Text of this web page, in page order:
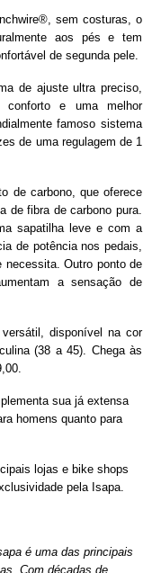
sem costuras, o
aos pés e tem
de segunda pele.
de ajuste ultra preciso,
conforto e uma melhor
famoso sistema
de uma regulagem de 1
de carbono, que oferece
de fibra de carbono pura.
sapatilha leve e com a
de potência nos pedais,
necessita. Outro ponto de
a sensação de
disponível na cor
(38 a 45). Chega às
sua já extensa
homens quanto para
lojas e bike shops
pela Isapa.
é uma das principais
Com décadas de